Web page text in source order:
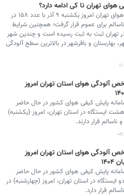
هوای تهران تا کی ادامه دارد؟
شاخص آلودگی هوای تهران امروز یکشنبه ۹ آذر با عدد ۱۵۸ در
برای عموم قرار گرفت؛ همچنین شرایط
تهران ثبت به ثبت رسیده است و چندین شهر
بهارستان و باقرشهر در بالاترین سطح آلودگی
آلودگی هوای استان تهران امروز
پایش کیفی هوای کشور در حال حاضر
ایستگاه در استان تهران، امروز (یکشنبه)
قرار دارند.
آلودگی هوای استان تهران امروز
پایش کیفی هوای کشور در حال حاضر
در استان تهران، امروز (چهارشنبه) در
قرار دارد.